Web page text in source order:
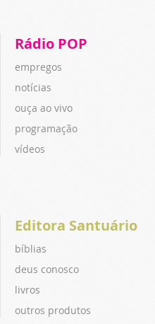
Rádio POP
empregos
notícias
ouça ao vivo
programação
vídeos
Editora Santuário
bíblias
deus conosco
livros
outros produtos